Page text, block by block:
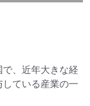
、近年大きな経
ている産業の一